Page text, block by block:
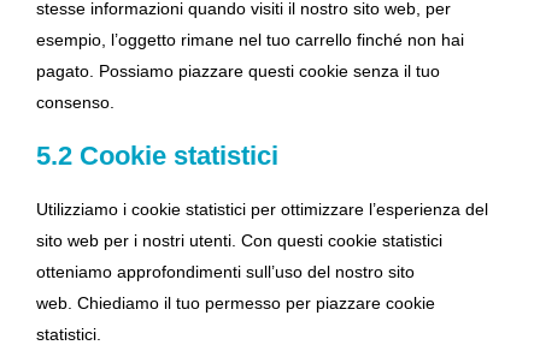
stesse informazioni quando visiti il nostro sito web, per
esempio, l’oggetto rimane nel tuo carrello finché non hai
pagato. Possiamo piazzare questi cookie senza il tuo
consenso.
5.2 Cookie statistici
Utilizziamo i cookie statistici per ottimizzare l’esperienza del
sito web per i nostri utenti. Con questi cookie statistici
otteniamo approfondimenti sull’uso del nostro sito
web. Chiediamo il tuo permesso per piazzare cookie
statistici.